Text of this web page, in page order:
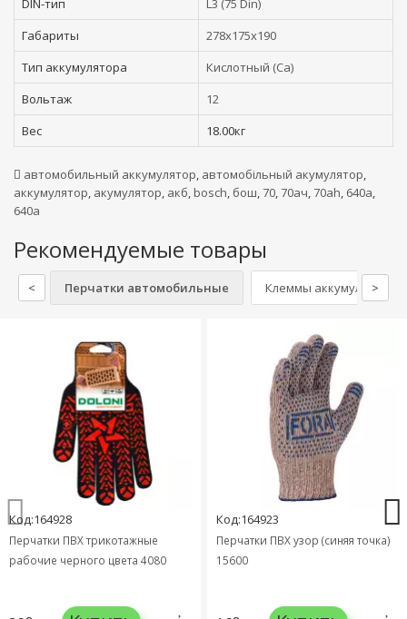
DIN-тип
L3 (75 Din)
Габариты
278x175x190
Тип аккумулятора
Кислотный (Ca)
Вольтаж
12
Вес
18.00кг
автомобильный аккумулятор, автомобільный акумулятор,
аккумулятор, акумулятор, акб, bosch, бош,70,70ач,70ah, 640а,
640a
Рекомендуемые товары
< Перчатки автомобильные Клеммы аккумулятора
>
Код:164928
Перчатки ПВХ трикотажные
рабочие черного цвета 4080
Код:164923
Перчатки ПВХ узор (синяя точка)
15600